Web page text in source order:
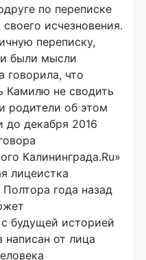
по переписке
исчезновения.
переписку,
были мысли
говорила, что
Камилю не сводить
родители об этом
до декабря 2016
Калининграда.Ru»
лицеистка
года назад
будущей историей
написан от лица